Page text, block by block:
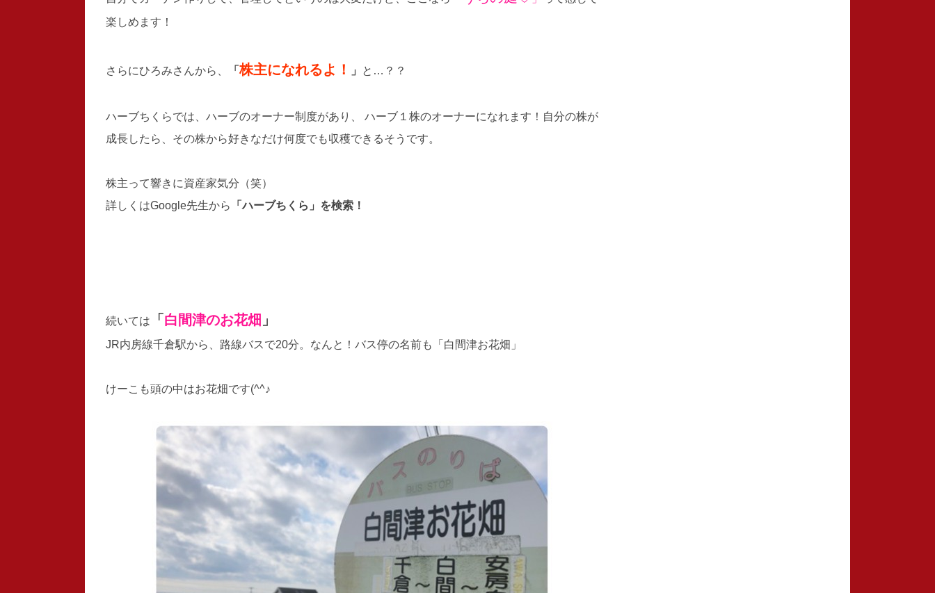
楽しめます！
さらにひろみさんから、 「株主になれるよ！ 」 と…？？
ハーブちくらでは、ハーブのオーナー制度があり、 ハーブ１株のオーナーになれます！自分の株が
成長したら、その株から好きなだけ何度でも収穫できるそうです。
株主って響きに資産家気分（笑）
詳しくはGoogle先生から
「ハーブちくら」を検索！
続いては 「 白間津のお花畑 」
JR内房線千倉駅から、路線バスで20分。なんと！バス停の名前も「白間津お花畑」
けーこも頭の中はお花畑です(^^♪